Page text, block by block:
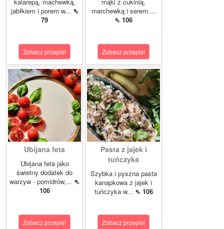
jabłkiem i porem w... ⇖
79
Zobacz przepis!
marchewką i serem....
⇖ 106
Zobacz przepis!
Ubijana feta
Ubijana feta jako
świetny dodatek do
warzyw - pomidrów,... ⇖
106
Zobacz przepis!
Pasta z jajek i
tuńczyka
Szybka i pyszna pasta
kanapkowa z jajek i
tuńczyka w... ⇖ 106
Zobacz przepis!